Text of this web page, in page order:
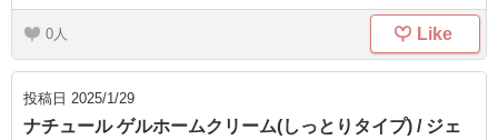
0 Like
投稿日 2025/1/29
ナチュール ゲルホームクリーム(しっとりタイプ) / ジェ